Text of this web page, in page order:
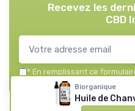
Recevez les
CBD
* En remplissant ce
des fins commerciales par
Biorganique
Huile de